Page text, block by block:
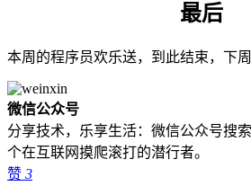
最后
本周的程序员欢乐送，到此结束，下周
微信公众号
分享技术，乐享生活：微信公众号搜
个在互联网摸爬滚打的潜行者。
赞 3